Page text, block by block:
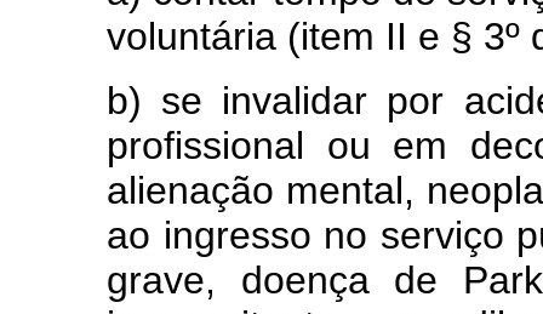
voluntária (item II e § 3º
b) se invalidar por
profissional ou em
alienação mental,
ao ingresso no serviço
grave, doença de